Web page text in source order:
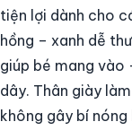
tiện lợi dành cho
hồng – xanh dễ
giúp bé mang vào
dây. Thân giày
không gây bí